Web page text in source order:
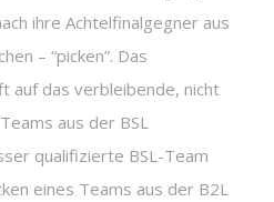
ihre Achtelfinalgegner aus
– “picken”. Das
auf das verbleibende, nicht
aus der BSL
qualifizierte BSL-Team
eines Teams aus der B2L